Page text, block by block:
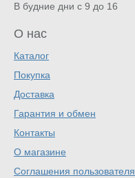
В будние дни с 9 до 16
О нас
Каталог
Покупка
Доставка
Гарантия и обмен
Контакты
О магазине
Соглашения пользователя